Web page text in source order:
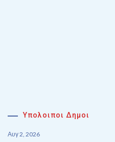
Υπολοιποι Δημοι
Αυγ 2, 2026